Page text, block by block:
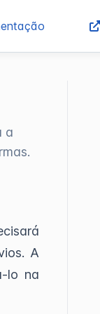
a
A
lo na